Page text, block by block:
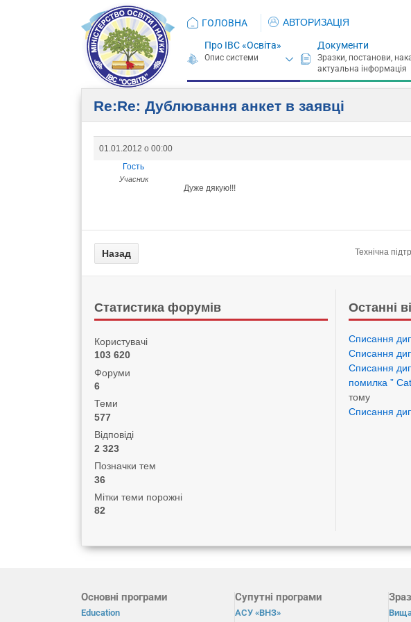
ГОЛОВНА АВТОРИЗАЦІЯ
Про ІВС «Освіта» Документи
Re:Re: Дублювання анкет в заявці
01.01.2012 о 00:00
Гость
Учасник
Дуже дякую!!!
Технічна
Статистика форумів
Користувачі
103 620
Форуми
6
Теми
577
Відповіді
2 323
Позначки тем
36
Мітки теми порожні
82
Останні
Списання
Списання
Списання
помилка ”
тому
Списання
Основні програми
Education
Супутні програми
АСУ «ВНЗ» Вища